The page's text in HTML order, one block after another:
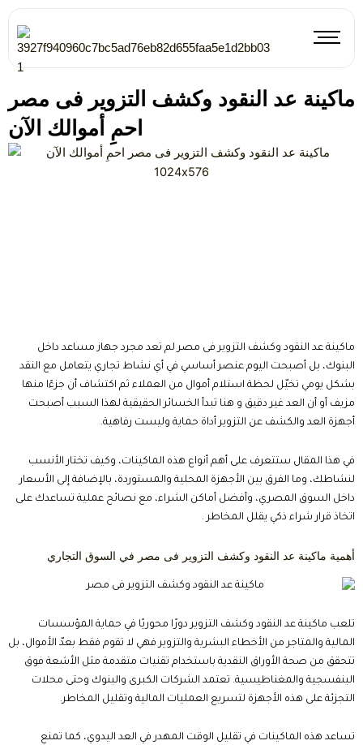
content
ماكينة عد النقود وكشف التزوير فى مصر
احمِ أموالك الآن
ماكينة عد النقود وكشف التزوير فى مصر لم تعد مجرد جهاز مساعد داخل
البنوك، بل أصبحت اليوم عنصر أساسي في أي نشاط تجاري يتعامل مع النقد
بشكل يومي تخيّل لحظة استلام أموال من العملاء ثم اكتشاف أن جزءًا منها
مزيف أو أن العد غير دقيق و هنا تبدأ الخسائر الحقيقية لهذا السبب أصبحت
أجهزة العد والكشف عن التزوير أداة حماية وليست رفاهية.
في هذا المقال ستتعرف على أهم أنواع هذه الماكينات، وكيف تختار الأنسب
لنشاطك، وما الفرق بين الأجهزة المحلية والمستوردة، بالإضافة إلى الأسعار
داخل السوق المصري، وأفضل أماكن الشراء، مع نصائح عملية تساعدك على
اتخاذ قرار شراء ذكي يقلل المخاطر .
أهمية ماكينة عد النقود وكشف التزوير فى مصر في السوق التجاري
تلعب ماكينة عد النقود وكشف التزوير دورًا محوريًا في حماية المؤسسات
المالية والمتاجر من الأخطاء البشرية والتزوير فهي لا تقوم فقط بعدّ الأموال، بل
تتحقق من صحة الأوراق النقدية باستخدام تقنيات متقدمة مثل الأشعة فوق
البنفسجية والمغناطيسية. تعتمد الشركات الكبرى والبنوك وحتى محلات
التجزئة على هذه الأجهزة لتسريع العمليات المالية وتقليل المخاطر.
تساعد هذه الماكينات في تقليل الوقت المهدر في العد اليدوي، كما تمنع